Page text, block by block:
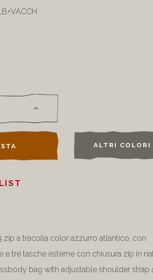
ALTRI COLORI
zip a tracolla color azzurro atlantico, con
e tre tasche esterne con chiusura zip in
bag with adjustable shoulder strap